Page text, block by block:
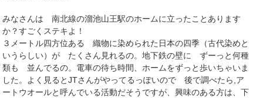
みなさんは 南北線の溜池山王駅のホームに立ったことあります
か？すごくステキよ！
３メートル四方位ある 織物に染められた日本の四季（古代染めと
いうらしい）が たくさん見れるの。地下鉄の壁に ずーっと何種
類も 並んでるの。電車の待ち時間、ホームをずっと歩いちゃいま
した。よく見るとJTさんがやってるっぽいので 後で調べたら,ア
ートウオールと呼んでいる活動だそうですが、興味のある方は、下